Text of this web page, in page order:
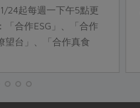
24起每週一下午5點更
「合作ESG」、「合作
望台」、「合作真食